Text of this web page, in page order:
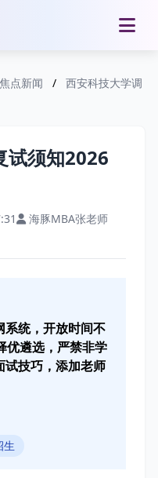
焦点新闻 /
西安科技大学调
试须知2026
海豚MBA张老师
系统，开放时间不
优遴选，严禁非学
试技巧，添加老师
生